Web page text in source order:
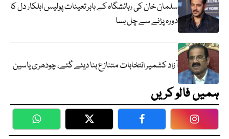
سلمان خان کی رہائشگاہ کے باہر تعینات پولیس اہلکار دل کا
دورہ پڑنے سے چل بسا
آزاد کشمیر انتخابات متنازع بنا دیئے گئے، چودھری یاسین
ہمیں فالو کریں
WhatsApp Twitter Facebook